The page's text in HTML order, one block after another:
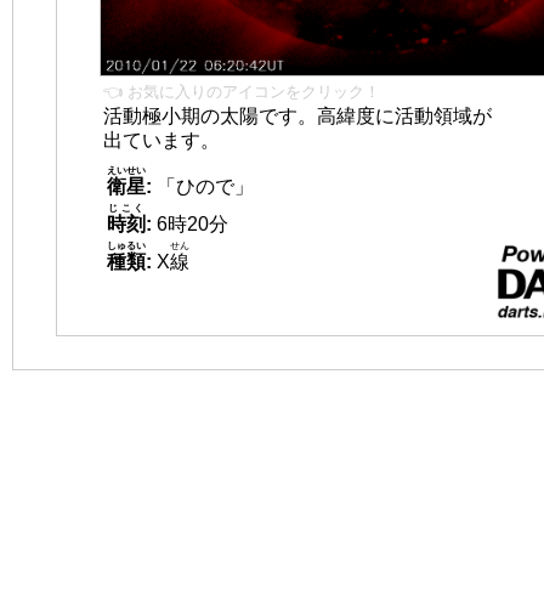
👈 お気に入りのアイコンをクリック！
活動極小期の太陽です。高緯度に活動領域が
出ています。
衛星
えいせい
:
「ひので」
時刻
じこく
: 6時20分
種類
しゅるい
: X線
せん